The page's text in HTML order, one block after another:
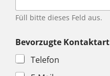
Füll bitte dieses Feld aus.
Bevorzugte Kontaktart
Telefon